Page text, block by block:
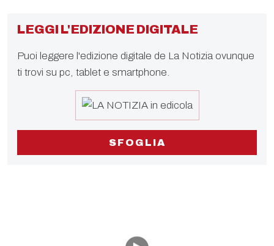
LEGGI L'EDIZIONE DIGITALE
Puoi leggere l'edizione digitale de La Notizia ovunque
ti trovi su pc, tablet e smartphone.
SFOGLIA